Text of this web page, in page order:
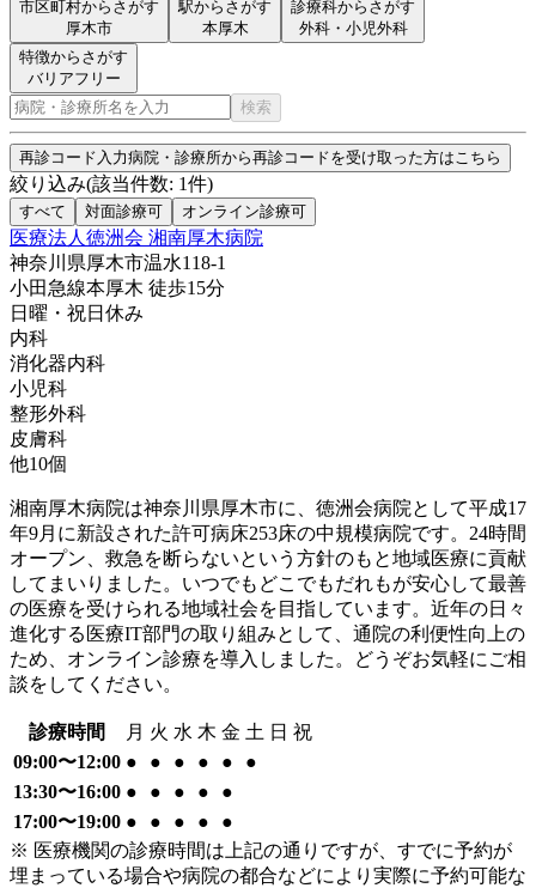
市区町村からさがす
厚木市
駅からさがす
本厚木
診療科からさがす
外科・小児外科
特徴からさがす
バリアフリー
検索
再診コード入力病院・診療所から再診コードを受け取った方はこちら
絞り込み(該当件数: 1件)
すべて 対面診療可 オンライン診療可
医療法人徳洲会 湘南厚木病院
神奈川県厚木市温水118-1
小田急線本厚木 徒歩15分
日曜・祝日 休み
内科
消化器内科
小児科
整形外科
皮膚科
他10個
湘南厚木病院は神奈川県厚木市に、徳洲会病院として平成17
年9月に新設された許可病床253床の中規模病院です。24時間
オープン、救急を断らないという方針のもと地域医療に貢献
してまいりました。いつでもどこでもだれもが安心して最善
の医療を受けられる地域社会を目指しています。近年の日々
進化する医療IT部門の取り組みとして、通院の利便性向上の
ため、オンライン診療を導入しました。どうぞお気軽にご相
談をしてください。
診療時間 月 火 水 木 金 土 日 祝
09:00〜12:00 ● ● ● ● ●
●
13:30〜16:00 ● ● ● ●
●
17:00〜19:00 ● ● ● ●
●
※ 医療機関の診療時間は上記の通りですが、すでに予約が
埋まっている場合や病院の都合などにより実際に予約可能な